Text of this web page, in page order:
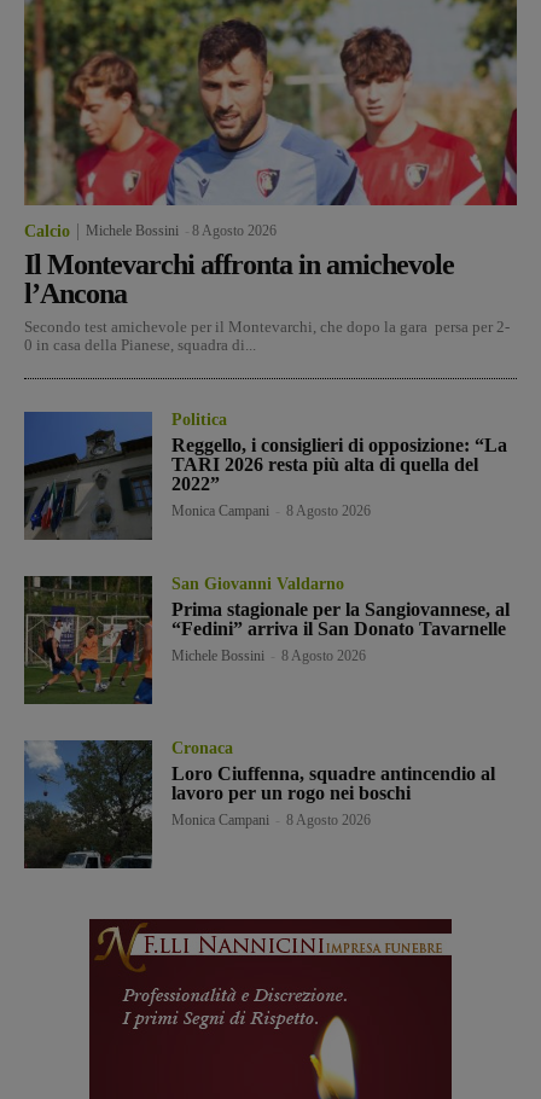
Calcio Michele Bossini 8 Agosto 2026
Il Montevarchi affronta in amichevole
l’Ancona
Secondo test amichevole per il Montevarchi, che dopo la gara persa per 2-
0 in casa della Pianese, squadra di...
Politica
Reggello, i consiglieri di opposizione: “La
TARI 2026 resta più alta di quella del
2022”
Monica Campani 8 Agosto 2026
San Giovanni Valdarno
Prima stagionale per la Sangiovannese, al
“Fedini” arriva il San Donato Tavarnelle
Michele Bossini 8 Agosto 2026
Cronaca
Loro Ciuffenna, squadre antincendio al
lavoro per un rogo nei boschi
Monica Campani 8 Agosto 2026